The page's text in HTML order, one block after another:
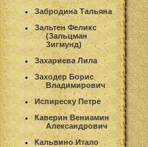
Забродина Тальяна
Зальтен Феликс
(Зальцман
Зигмунд)
Захариева Лила
Заходер Борис
Владимирович
Испиреску Петре
Каверин Вениамин
Александрович
Кальвино Итало